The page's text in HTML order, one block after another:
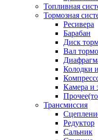
Топливная
Тормозная
Ресивера
Барабан
Диск
Вал
Колодки
Камера и
Трансмиссия
Редуктор
Сальник